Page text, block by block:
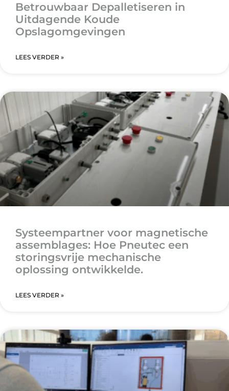
Betrouwbaar Depalletiseren in
Uitdagende Koude
Opslagomgevingen
LEES VERDER »
Systeempartner voor magnetische
assemblages: Hoe Pneutec een
storingsvrije mechanische
oplossing ontwikkelde.
LEES VERDER »